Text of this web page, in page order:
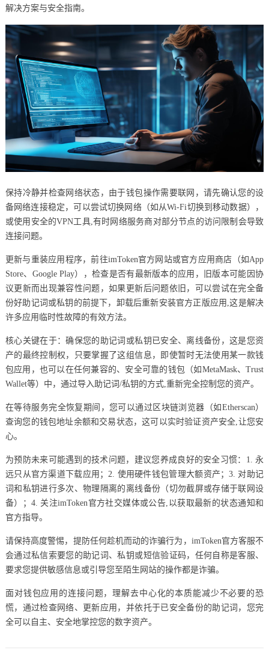
解决方案与安全指南。
保持冷静并检查网络状态，由于钱包操作需要联网，请先确认您的设
备网络连接稳定，可以尝试切换网络（如从Wi-Fi切换到移动数据），
或使用安全的VPN工具,有时网络服务商对部分节点的访问限制会导致
连接问题。
更新与重装应用程序，前往imToken官方网站或官方应用商店（如App
Store、Google Play），检查是否有最新版本的应用，旧版本可能因协
议更新而出现兼容性问题，如果更新后问题依旧，可以尝试在完全备
份好助记词或私钥的前提下，卸载后重新安装官方正版应用,这是解决
许多应用临时性故障的有效方法。
核心关键在于：确保您的助记词或私钥已安全、离线备份，这是您资
产的最终控制权，只要掌握了这组信息，即使暂时无法使用某一款钱
包应用，也可以在任何兼容的、安全可靠的钱包（如MetaMask、Trust
Wallet等）中，通过导入助记词/私钥的方式,重新完全控制您的资产。
在等待服务完全恢复期间，您可以通过区块链浏览器（如Etherscan）
查询您的钱包地址余额和交易状态，这可以实时验证资产安全,让您安
心。
为预防未来可能遇到的技术问题，建议您养成良好的安全习惯：1. 永
远只从官方渠道下载应用；2. 使用硬件钱包管理大额资产；3. 对助记
词和私钥进行多次、物理隔离的离线备份（切勿截屏或存储于联网设
备）；4. 关注imToken官方社交媒体或公告,以获取最新的状态通知和
官方指导。
请保持高度警惕，提防任何趁机而动的诈骗行为，imToken官方客服不
会通过私信索要您的助记词、私钥或短信验证码，任何自称是客服、
要求您提供敏感信息或引导您至陌生网站的操作都是诈骗。
面对钱包应用的连接问题，理解去中心化的本质能减少不必要的恐
慌，通过检查网络、更新应用，并依托于已安全备份的助记词，您完
全可以自主、安全地掌控您的数字资产。